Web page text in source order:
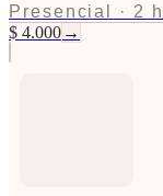
Presencial · 2 h
$ 4.000 →